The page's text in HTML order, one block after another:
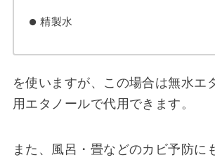
精製水
を使いますが、この場合は無水エ
用エタノールで代用できます。
また、風呂・畳などのカビ予防に